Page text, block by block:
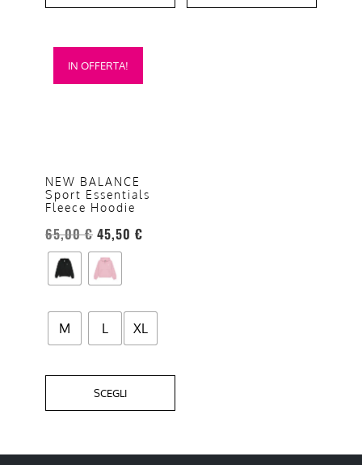
IN OFFERTA!
NEW BALANCE
Sport Essentials
Fleece Hoodie
65,00€ 45,50 €
M L XL
SCEGLI
Questo
prodotto
opzioni
possono
essere
scelte
nella
pagina
prodotto